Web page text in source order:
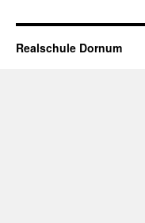
Realschule Dornum